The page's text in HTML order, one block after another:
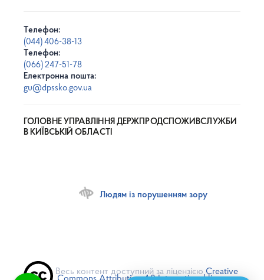
Телефон:
(044) 406-38-13
Телефон:
(066) 247-51-78
Електронна пошта:
gu@dpssko.gov.ua
ГОЛОВНЕ УПРАВЛІННЯ ДЕРЖПРОДСПОЖИВСЛУЖБИ
В КИЇВСЬКІЙ ОБЛАСТІ
Людям із порушенням зору
Весь контент доступний за ліцензією Creative